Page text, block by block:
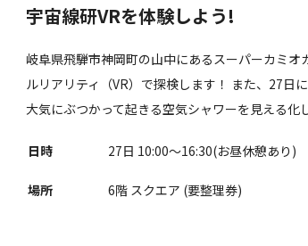
宇宙線研VRを体験しよう!
岐阜県飛騨市神岡町の山中にあるスーパーカミオ
ルリアリティ（VR）で探検します！ また、27日
大気にぶつかって起きる空気シャワーを見える化
日時 27日 10:00〜16:30(お昼休憩あり)
場所 6階 スクエア (要整理券)